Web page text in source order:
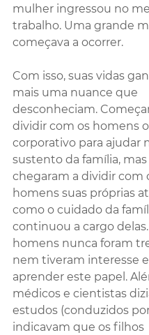
mulher ingressou no
trabalho. Uma grande
começava a ocorrer.
Com isso, suas vidas
mais uma nuance que
desconheciam.
dividir com os homens
corporativo para ajudar
sustento da família, mas
chegaram a dividir com
homens suas próprias
como o cuidado da
continuou a cargo delas.
homens nunca foram
nem tiveram interesse
aprender este papel.
médicos e cientistas
estudos (conduzidos
indicavam que os filhos